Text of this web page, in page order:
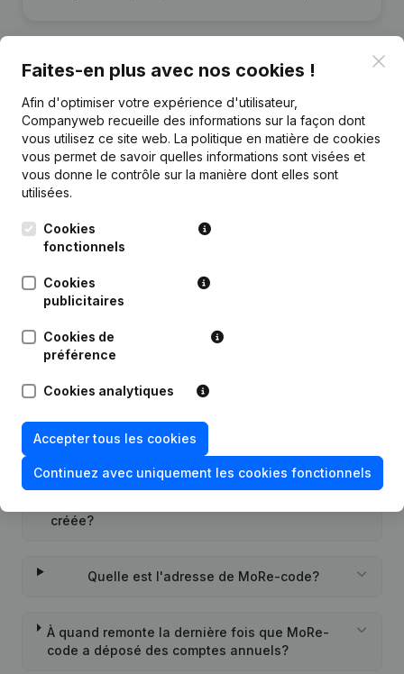
Publicationsde MoRe-code
Date Publication
Succursale, etc...)
Questions fréquemment posées
Quel est le numéro de TVA de MoRe-code?
Quel est l'identifiant PEPPOL de MoRe-code?
créée?
Quelle est l'adresse de MoRe-code?
À quand remonte la dernière fois que MoRe-
code a déposé des comptes annuels?
Faites-en plus avec nos cookies !
Afin d'optimiser votre expérience d'utilisateur,
Companyweb recueille des informations sur la façon dont
vous utilisez ce site web. La politique en matière de cookies
vous permet de savoir quelles informations sont visées et
vous donne le contrôle sur la manière dont elles sont
utilisées.
Cookies
fonctionnels
Cookies
publicitaires
Cookies de
préférence
Cookies analytiques
Accepter tous les cookies
Continuez avec uniquement les cookies fonctionnels